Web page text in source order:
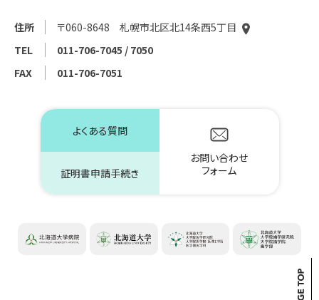
住所
〒060-8648 札幌市北区北14条西5丁目
TEL
011-706-7045 / 7050
FAX
011-706-7051
よくある質問
証明書申請手続き
お問い合わせ
フォーム